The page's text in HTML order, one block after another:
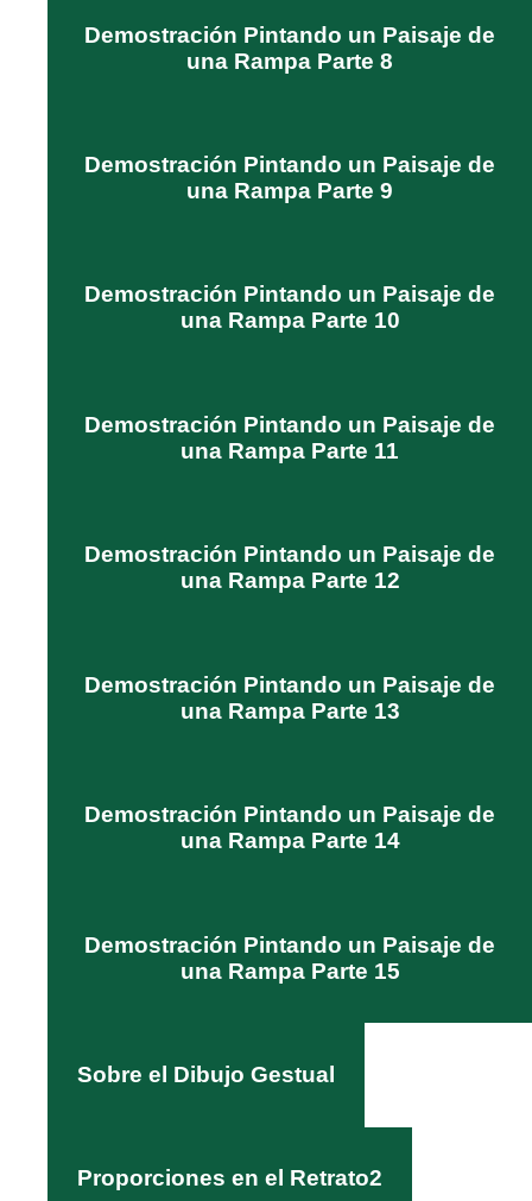
Demostración Pintando un Paisaje de
una Rampa Parte 8
Demostración Pintando un Paisaje de
una Rampa Parte 9
Demostración Pintando un Paisaje de
una Rampa Parte 10
Demostración Pintando un Paisaje de
una Rampa Parte 11
Demostración Pintando un Paisaje de
una Rampa Parte 12
Demostración Pintando un Paisaje de
una Rampa Parte 13
Demostración Pintando un Paisaje de
una Rampa Parte 14
Demostración Pintando un Paisaje de
una Rampa Parte 15
Sobre el Dibujo Gestual
Proporciones en el Retrato2